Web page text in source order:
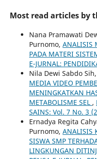
Most read articles by
Nana Pramawati
Purnomo, ANALISIS
PADA MATERI
E-JURNAL:
Nila Dewi Sabdo
MEDIA VIDEO
MENINGKATKAN
METABOLISME SEL ,
SAINS: Vol. 7 No. 3
Ernadya Regita
Purnomo, ANALISIS
SISWA SMP
LINGKUNGAN